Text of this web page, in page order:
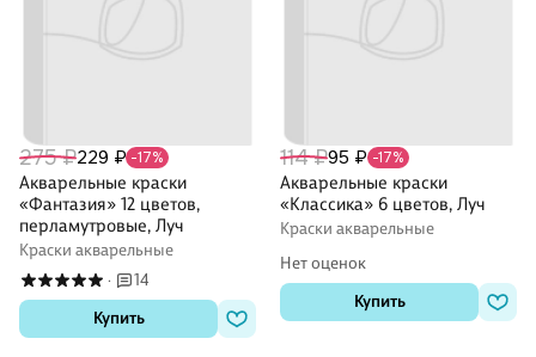
275 ₽229 ₽ -17%
Акварельные краски
«Фантазия» 12 цветов,
перламутровые, Луч
Краски акварельные
·
14
Купить
114 ₽95 ₽ -17%
Акварельные краски
«Классика» 6 цветов, Луч
Краски акварельные
Нет оценок
Купить